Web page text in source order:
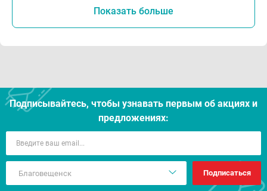
Показать больше
Подписывайтесь, чтобы узнавать первым об акцияx и
предложениях:
Подписаться